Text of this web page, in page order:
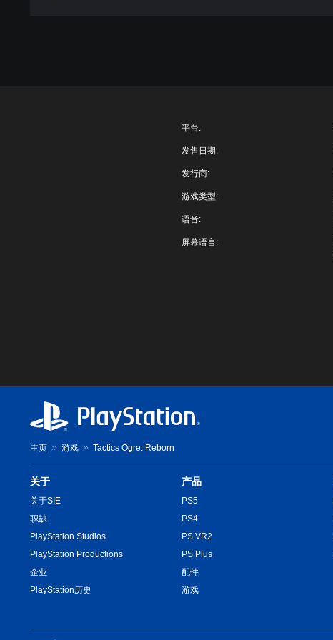
平台:
发售日期:
发行商:
游戏类型:
语音:
屏幕语言:
主页 游戏 Tactics Ogre: Reborn
关于
关于SIE
职缺
PlayStation Studios
PlayStation Productions
企业
PlayStation历史
产品
PS5
PS4
PS VR2
PS Plus
配件
游戏